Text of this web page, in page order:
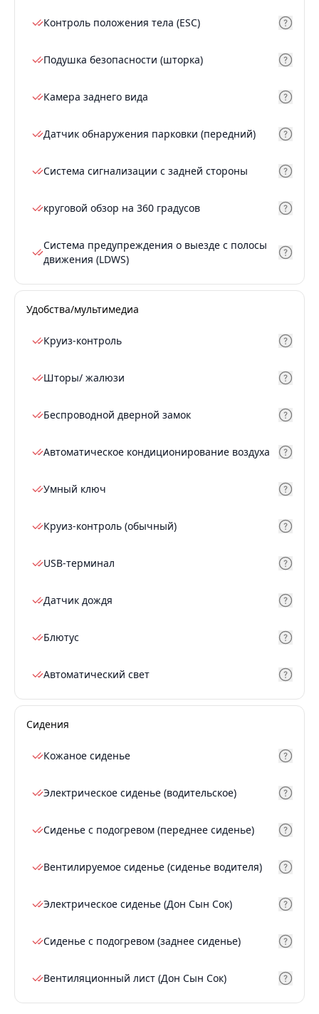
Контроль положения тела (ESC)
Подушка безопасности (шторка)
Камера заднего вида
Датчик обнаружения парковки (передний)
Система сигнализации с задней стороны
круговой обзор на 360 градусов
Система предупреждения о выезде с полосы
движения (LDWS)
Удобства/мультимедиа
Круиз-контроль
Шторы/ жалюзи
Беспроводной дверной замок
Автоматическое кондиционирование воздуха
Умный ключ
Круиз-контроль (обычный)
USB-терминал
Датчик дождя
Блютус
Автоматический свет
Сидения
Кожаное сиденье
Электрическое сиденье (водительское)
Сиденье с подогревом (переднее сиденье)
Вентилируемое сиденье (сиденье водителя)
Электрическое сиденье (Дон Сын Сок)
Сиденье с подогревом (заднее сиденье)
Вентиляционный лист (Дон Сын Сок)